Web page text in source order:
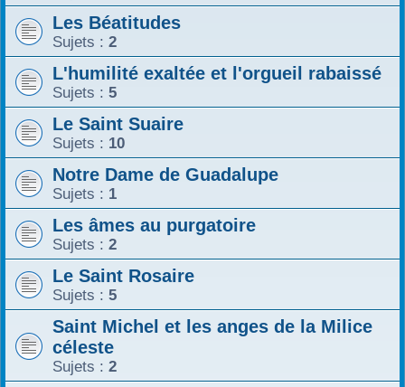
Les Béatitudes
Sujets : 2
L'humilité exaltée et l'orgueil rabaissé
Sujets : 5
Le Saint Suaire
Sujets : 10
Notre Dame de Guadalupe
Sujets : 1
Les âmes au purgatoire
Sujets : 2
Le Saint Rosaire
Sujets : 5
Saint Michel et les anges de la Milice
céleste
Sujets : 2